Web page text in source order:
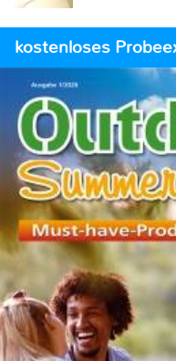
kostenloses